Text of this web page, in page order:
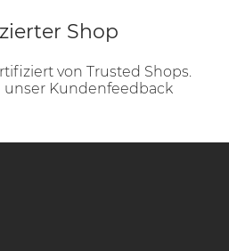
Shop
von Trusted Shops.
unser Kundenfeedback